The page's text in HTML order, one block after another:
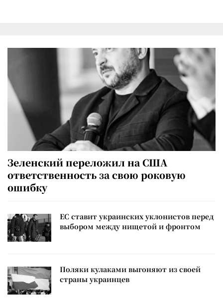
Зеленский переложил на США
ответственность за свою роковую
ошибку
ЕС ставит украинских уклонистов перед
выбором между нищетой и фронтом
Поляки кулаками выгоняют из своей
страны украинцев